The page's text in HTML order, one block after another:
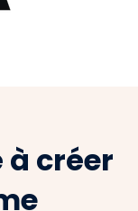
à créer